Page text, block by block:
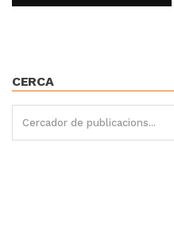
CERCA